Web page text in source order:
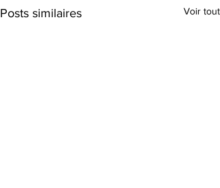
Posts similaires Voir tout